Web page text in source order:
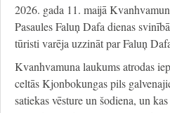
2026. gada 11. maijā
Pasaules Faluņ Dafa dienas
tūristi varēja uzzināt par Faluņ
Kvanhvamuna laukums atrodas
celtās Kjonbokungas pils
satiekas vēsture un šodiena, un